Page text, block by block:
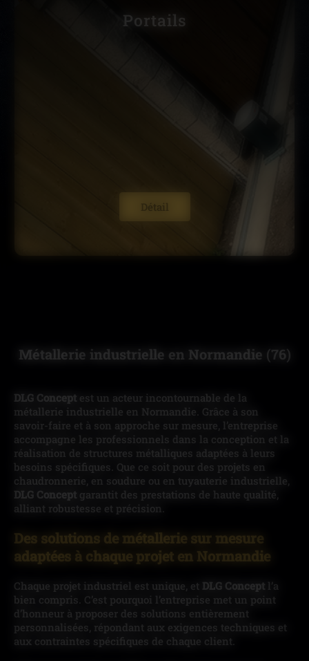
Verrières et
Détail
Métallerie industrielle en Normandie (76)
DLG Concept est un acteur incontournable de la
métallerie industrielle en Normandie. Grâce à son
savoir-faire et à son approche sur mesure, l’entreprise
accompagne les professionnels dans la conception et la
réalisation de structures métalliques adaptées à leurs
besoins spécifiques. Que ce soit pour des projets en
chaudronnerie, en soudure ou en tuyauterie industrielle,
DLG Concept garantit des prestations de haute qualité,
alliant robustesse et précision.
Des solutions de métallerie sur mesure
adaptées à chaque projet en Normandie
Chaque projet industriel est unique, et DLG Concept l’a
bien compris. C’est pourquoi l’entreprise met un point
d’honneur à proposer des solutions entièrement
personnalisées, répondant aux exigences techniques et
aux contraintes spécifiques de chaque client.